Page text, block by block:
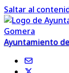
Saltar al
Ayuntamiento